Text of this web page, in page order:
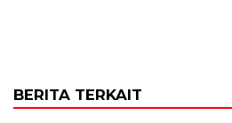
BERITA TERKAIT